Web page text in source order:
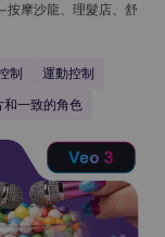
按摩沙龍、理髮店、舒
制
運動控制
和一致的角色